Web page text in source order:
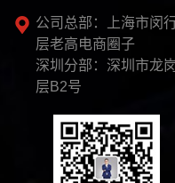
公司总部：上海市闵
层老高电商圈子
深圳分部：深圳市龙
层B2号